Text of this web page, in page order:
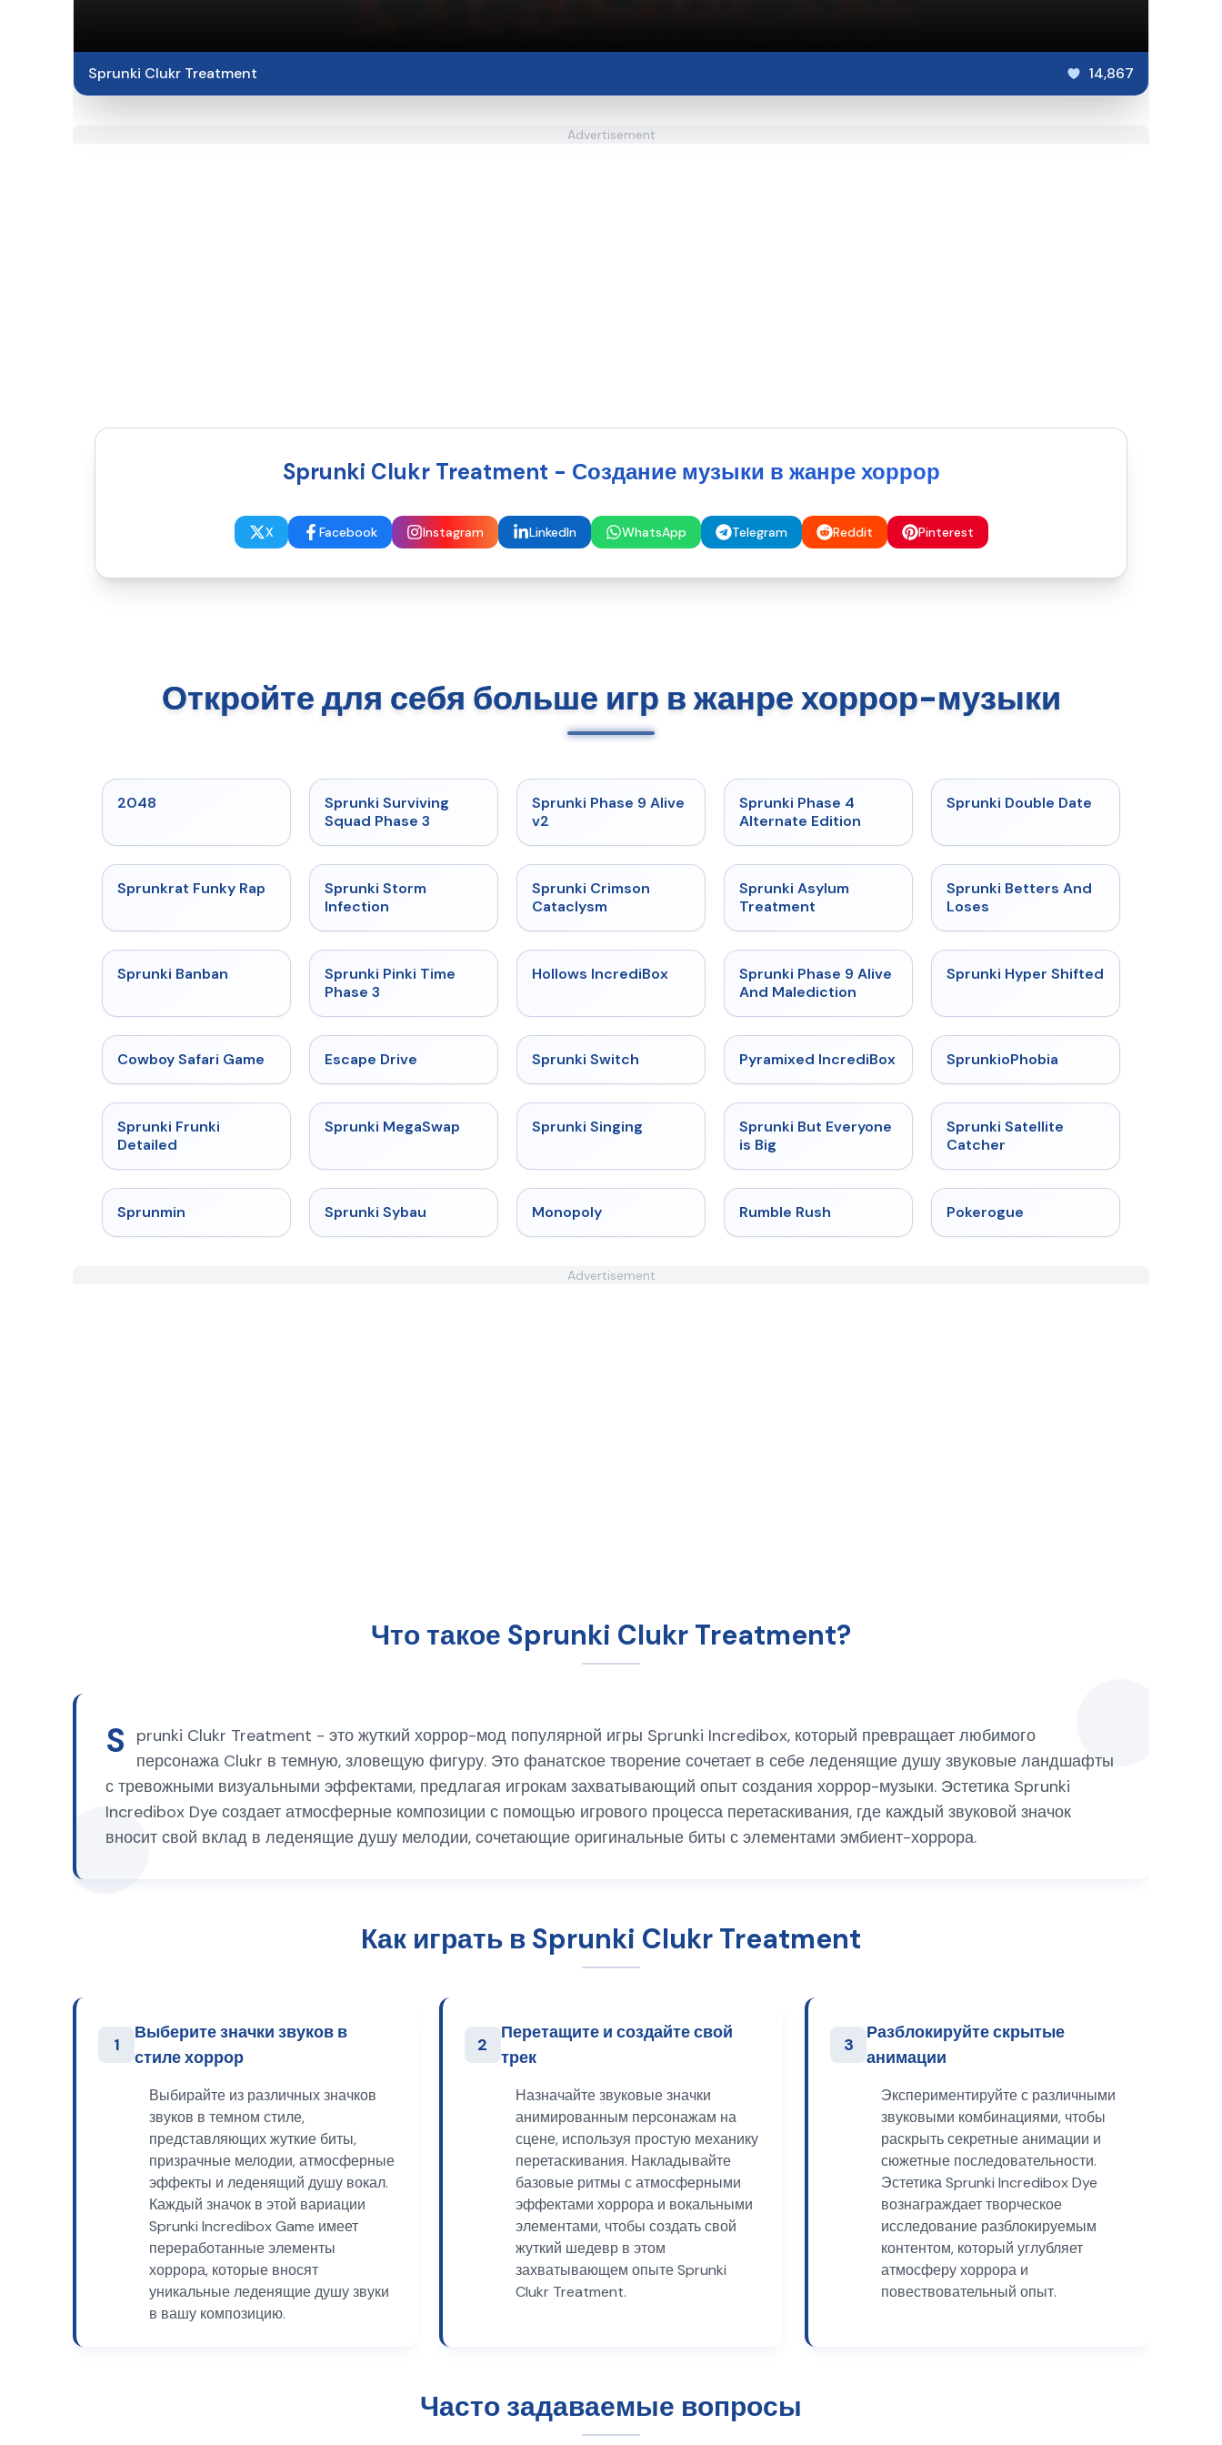
Sprunki Clukr Treatment 14,867
Advertisement
Sprunki Clukr Treatment - Создание музыки в жанре хоррор
X Facebook Instagram LinkedIn WhatsApp Telegram Reddit Pinterest
Откройте для себя больше игр в жанре хоррор-музыки
2048 ★
Sprunki Surviving
Squad Phase 3
★ 4.6
Sprunki Phase 9 Alive
v2
Sprunki Phase 4
Alternate Edition
★ 4.5
Sprunki Double Date
★ 4.7
Sprunkrat Funky Rap
Sprunki Storm
Infection
Sprunki Crimson
Cataclysm
Sprunki Asylum
Treatment
★ 4.6
Sprunki Betters And
Loses
Sprunki Banban ★
Sprunki Pinki Time
Phase 3
★ 4.3
Hollows IncrediBox ★ 4.4
Sprunki Phase 9 Alive
And Malediction
★ 4.5
Sprunki Hyper Shifted
★
Cowboy Safari Game Escape Drive Sprunki Switch ★ 4.6
Pyramixed IncrediBox SprunkioPhobia
Sprunki Frunki
Detailed
★ 4.5
Sprunki MegaSwap Sprunki Singing ★ 4.5
Sprunki But Everyone
is Big
Sprunki Satellite
Catcher
Sprunmin Sprunki Sybau Monopoly Rumble Rush Pokerogue
Advertisement
Что такое Sprunki Clukr Treatment?
S
prunki Clukr Treatment - это жуткий хоррор-мод популярной игры Sprunki Incredibox, который превращает любимого
персонажа Clukr в темную, зловещую фигуру. Это фанатское творение сочетает в себе леденящие душу звуковые ландшафты
с тревожными визуальными эффектами, предлагая игрокам захватывающий опыт создания хоррор-музыки. Эстетика Sprunki
Incredibox Dye создает атмосферные композиции с помощью игрового процесса перетаскивания, где каждый звуковой значок
вносит свой вклад в леденящие душу мелодии, сочетающие оригинальные биты с элементами эмбиент-хоррора.
Как играть в Sprunki Clukr Treatment
1
Выберите значки звуков в
стиле хоррор
Выбирайте из различных значков
звуков в темном стиле,
представляющих жуткие биты,
призрачные мелодии, атмосферные
эффекты и леденящий душу вокал.
Каждый значок в этой вариации
Sprunki Incredibox Game имеет
переработанные элементы
хоррора, которые вносят
уникальные леденящие душу звуки
в вашу композицию.
2
Перетащите и создайте свой
трек
Назначайте звуковые значки
анимированным персонажам на
сцене, используя простую механику
перетаскивания. Накладывайте
базовые ритмы с атмосферными
эффектами хоррора и вокальными
элементами, чтобы создать свой
жуткий шедевр в этом
захватывающем опыте Sprunki
Clukr Treatment.
3
Разблокируйте скрытые
анимации
Экспериментируйте с различными
звуковыми комбинациями, чтобы
раскрыть секретные анимации и
сюжетные последовательности.
Эстетика Sprunki Incredibox Dye
вознаграждает творческое
исследование разблокируемым
контентом, который углубляет
атмосферу хоррора и
повествовательный опыт.
Часто задаваемые вопросы